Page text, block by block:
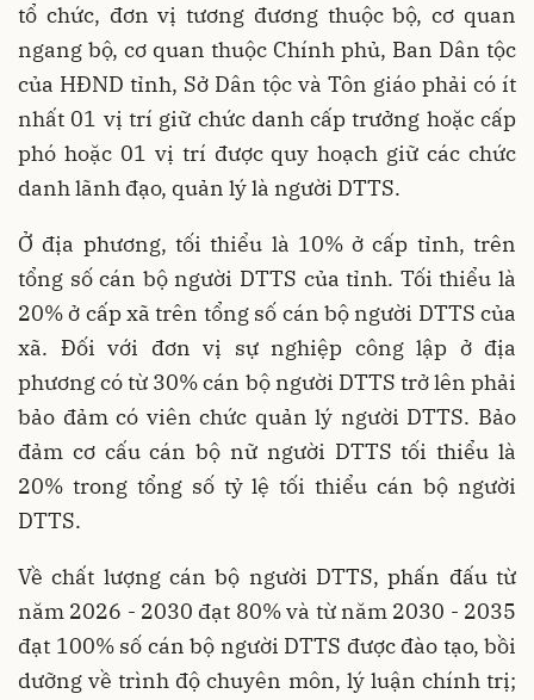
tổ chức, đơn vị tương đương thuộc bộ, cơ quan
ngang bộ, cơ quan thuộc Chính phủ, Ban Dân tộc
của HĐND tỉnh, Sở Dân tộc và Tôn giáo phải có ít
nhất 01 vị trí giữ chức danh cấp trưởng hoặc cấp
phó hoặc 01 vị trí được quy hoạch giữ các chức
danh lãnh đạo, quản lý là người DTTS.
Ở địa phương, tối thiểu là 10% ở cấp tỉnh, trên
tổng số cán bộ người DTTS của tỉnh. Tối thiểu là
20% ở cấp xã trên tổng số cán bộ người DTTS của
xã. Đối với đơn vị sự nghiệp công lập ở địa
phương có từ 30% cán bộ người DTTS trở lên phải
bảo đảm có viên chức quản lý người DTTS. Bảo
đảm cơ cấu cán bộ nữ người DTTS tối thiểu là
20% trong tổng số tỷ lệ tối thiểu cán bộ người
DTTS.
Về chất lượng cán bộ người DTTS, phấn đấu từ
năm 2026 - 2030 đạt 80% và từ năm 2030 - 2035
đạt 100% số cán bộ người DTTS được đào tạo, bồi
dưỡng về trình độ chuyên môn, lý luận chính trị;